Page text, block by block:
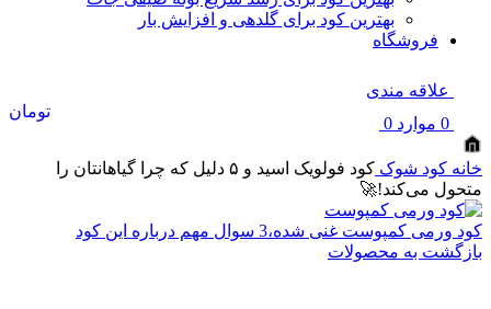
بهترین کود برای گلدهی و افزایش بار
فروشگاه
علاقه مندی
0 موارد 0
تومان
خانه کود شوک
کود فولویک اسید و ۵ دلیل که چرا گیاهانتان را
متحول می‌کند!🚀
کود ورمی کمپوست غنی شده،3 سوال مهم درباره این کود
بازگشت به محصولات